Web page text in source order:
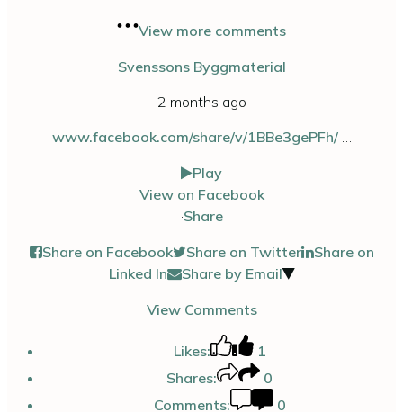
View more comments
Svenssons Byggmaterial
2 months ago
www.facebook.com/share/v/1BBe3gePFh/ …
Play
View on Facebook
·Share
Share on Facebook
Share on Twitter
Share on
Linked In
Share by Email
View Comments
Likes:
1
Shares:
0
Comments:
0